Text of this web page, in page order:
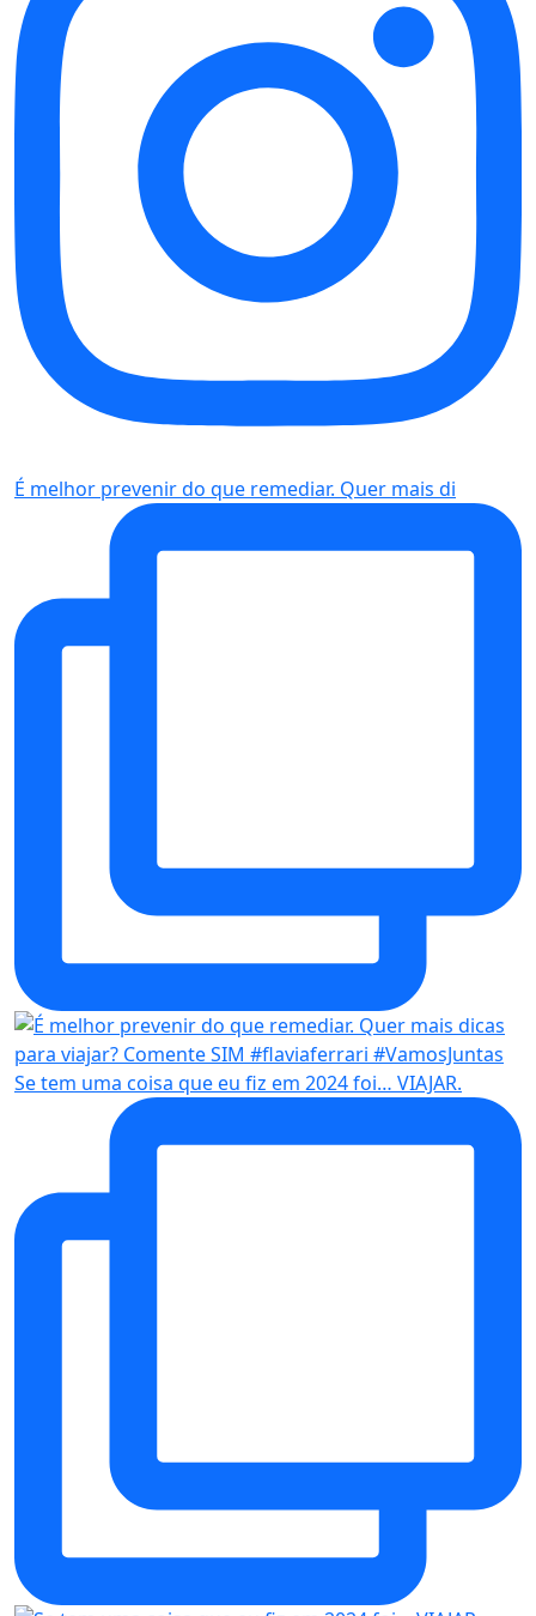
É melhor prevenir do que remediar. Quer mais di
Se tem uma coisa que eu fiz em 2024 foi… VIAJAR.